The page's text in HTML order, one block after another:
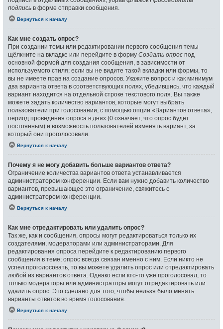
подпись в форме отправки сообщения.
Вернуться к началу
Как мне создать опрос?
При создании темы или редактировании первого сообщения темы
щёлкните на вкладке или перейдите в форму Создать опрос под
основной формой для создания сообщения, в зависимости от
используемого стиля; если вы не видите такой вкладки или формы, то
вы не имеете прав на создание опросов. Укажите вопрос и как минимум
два варианта ответа в соответствующих полях, убедившись, что каждый
вариант находится на отдельной строке текстового поля. Вы также
можете задать количество вариантов, которые могут выбрать
пользователи при голосовании, с помощью опции «Вариантов ответа»,
период проведения опроса в днях (0 означает, что опрос будет
постоянным) и возможность пользователей изменять вариант, за
который они проголосовали.
Вернуться к началу
Почему я не могу добавить больше вариантов ответа?
Ограничение количества вариантов ответа устанавливается
администратором конференции. Если вам нужно добавить количество
вариантов, превышающее это ограничение, свяжитесь с
администратором конференции.
Вернуться к началу
Как мне отредактировать или удалить опрос?
Так же, как и сообщения, опросы могут редактироваться только их
создателями, модераторами или администраторами. Для
редактирования опроса перейдите к редактированию первого
сообщения в теме; опрос всегда связан именно с ним. Если никто не
успел проголосовать, то вы можете удалить опрос или отредактировать
любой из вариантов ответа. Однако если кто-то уже проголосовал, то
только модераторы или администраторы могут отредактировать или
удалить опрос. Это сделано для того, чтобы нельзя было менять
варианты ответов во время голосования.
Вернуться к началу